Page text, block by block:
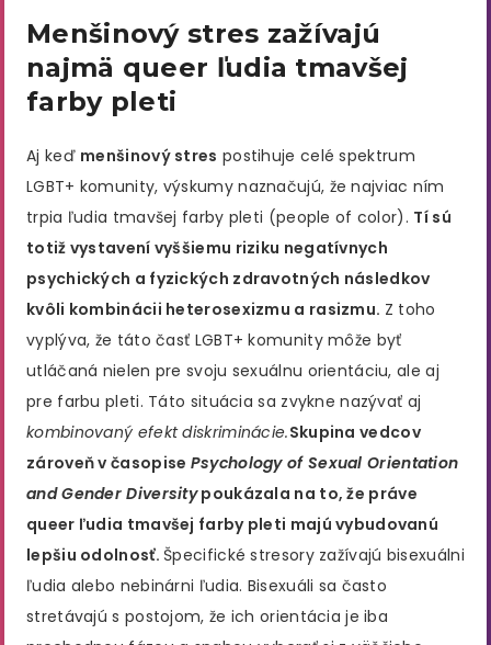
Menšinový stres zažívajú
najmä queer ľudia tmavšej
farby pleti
Aj keď menšinový stres postihuje celé spektrum
LGBT+ komunity, výskumy naznačujú, že najviac ním
trpia ľudia tmavšej farby pleti (people of color). Tí sú
totiž vystavení vyššiemu riziku negatívnych
psychických a fyzických zdravotných následkov
kvôli kombinácii heterosexizmu a rasizmu. Z toho
vyplýva, že táto časť LGBT+ komunity môže byť
utláčaná nielen pre svoju sexuálnu orientáciu, ale aj
pre farbu pleti. Táto situácia sa zvykne nazývať aj
kombinovaný efekt diskriminácie.Skupina vedcov
zároveň v časopise Psychology of Sexual Orientation
and Gender Diversitypoukázala na to, že práve
queer ľudia tmavšej farby pleti majú vybudovanú
lepšiu odolnosť. Špecifické stresory zažívajú bisexuálni
ľudia alebo nebinárni ľudia. Bisexuáli sa často
stretávajú s postojom, že ich orientácia je iba